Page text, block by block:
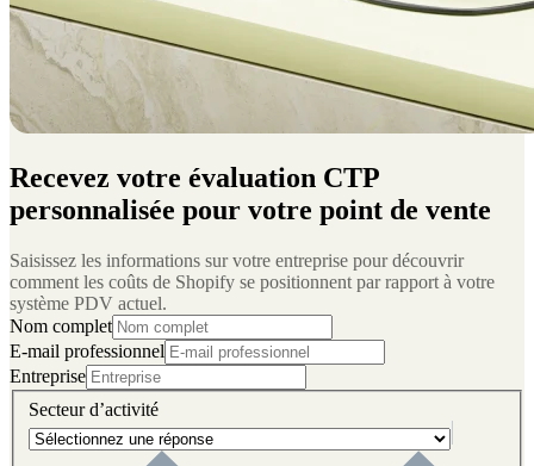
Recevez votre évaluation CTP
personnalisée pour votre point de vente
Saisissez les informations sur votre entreprise pour découvrir
comment les coûts de Shopify se positionnent par rapport à votre
système PDV actuel.
Nom complet
E-mail professionnel
Entreprise
Secteur d’activité